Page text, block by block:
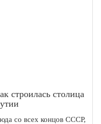
строилась столица
со всех концов СССР,